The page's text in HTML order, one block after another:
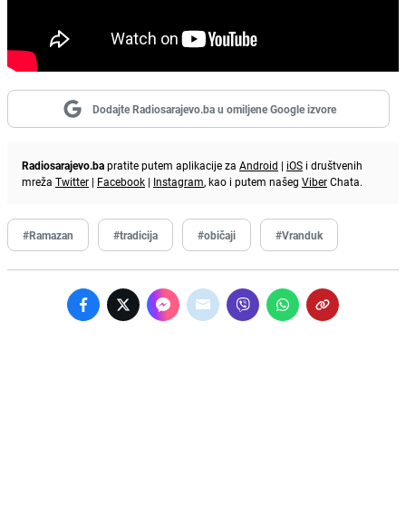
Dodajte Radiosarajevo.ba u omiljene Google izvore
Radiosarajevo.bapratite putem aplikacije za Android | iOS i društvenih
mreža Twitter | Facebook | Instagram, kao i putem našeg ViberChata.
#Ramazan #tradicija #običaji #Vranduk